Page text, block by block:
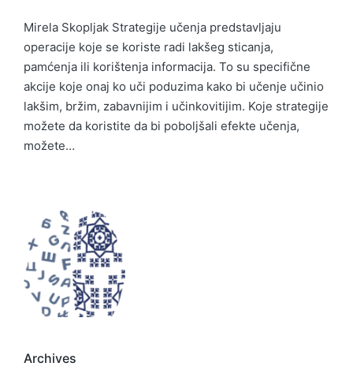
Mirela Skopljak Strategije učenja predstavljaju
operacije koje se koriste radi lakšeg sticanja,
pamćenja ili korištenja informacija. To su specifične
akcije koje onaj ko uči poduzima kako bi učenje učinio
lakšim, bržim, zabavnijim i učinkovitijim. Koje strategije
možete da koristite da bi poboljšali efekte učenja,
možete…
Archives